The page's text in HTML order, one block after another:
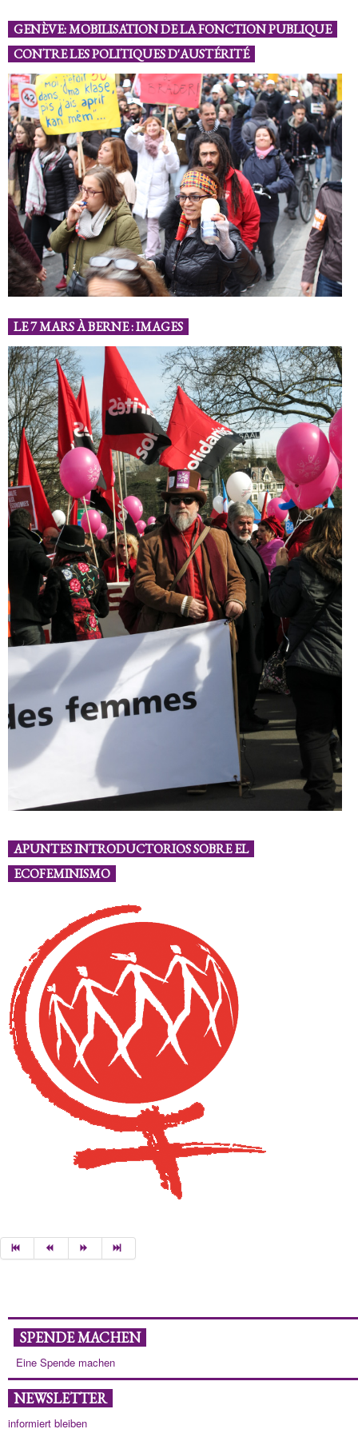
GENÈVE: MOBILISATION DE LA FONCTION PUBLIQUE
CONTRE LES POLITIQUES D'AUSTÉRITÉ
LE 7 MARS À BERNE : IMAGES
APUNTES INTRODUCTORIOS SOBRE EL
ECOFEMINISMO
SPENDE MACHEN
Eine Spende machen
NEWSLETTER
informiert bleiben